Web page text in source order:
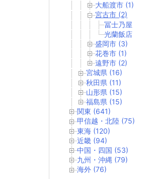
大船渡市 (1)
宮古市 (2)
冨士乃屋
光蘭飯店
盛岡市 (3)
花巻市 (1)
遠野市 (2)
宮城県 (16)
秋田県 (11)
山形県 (15)
福島県 (15)
関東 (641)
甲信越・北陸 (75)
東海 (120)
近畿 (94)
中国・四国 (53)
九州・沖縄 (79)
海外 (76)